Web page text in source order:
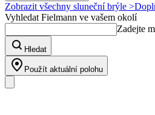
Zobrazit všechny sluneční brýle >
Vyhledat Fielmann ve vašem okolí
Zadejte
Hledat
Použít aktuální polohu